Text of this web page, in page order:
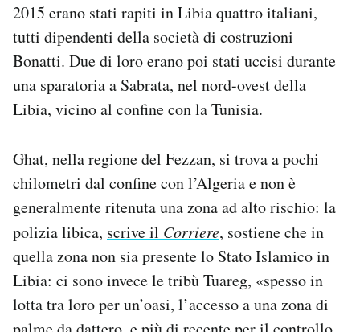
2015 erano stati rapiti in Libia quattro italiani,
tutti dipendenti della società di costruzioni
Bonatti. Due di loro erano poi stati uccisi durante
una sparatoria a Sabrata, nel nord-ovest della
Libia, vicino al confine con la Tunisia.
Ghat, nella regione del Fezzan, si trova a pochi
chilometri dal confine con l’Algeria e non è
generalmente ritenuta una zona ad alto rischio: la
polizia libica, scrive il Corriere, sostiene che in
quella zona non sia presente lo Stato Islamico in
Libia: ci sono invece le tribù Tuareg, «spesso in
lotta tra loro per un’oasi, l’accesso a una zona di